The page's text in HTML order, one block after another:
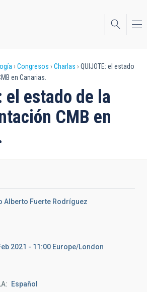
Congresos Charlas
QUIJOTE: el estado
en Canarias.
el estado de la
CMB en
Alberto Fuerte Rodríguez
2021 - 11:00 Europe/London
Español